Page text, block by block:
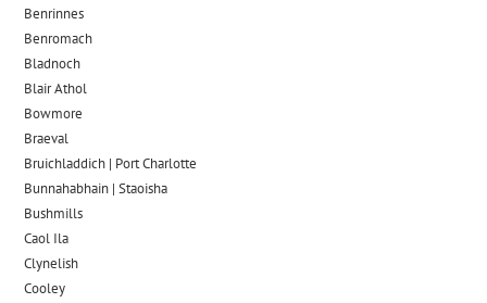
Benrinnes
Benromach
Bladnoch
Blair Athol
Bowmore
Braeval
Bruichladdich | Port Charlotte
Bunnahabhain | Staoisha
Bushmills
Caol Ila
Clynelish
Cooley